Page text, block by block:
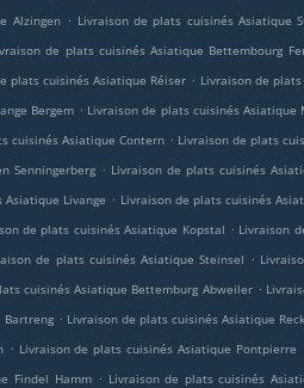
Alzingen . Livraison de plats cuisinés Asiatique
de plats cuisinés Asiatique Bettembourg
plats cuisinés Asiatique Réiser . Livraison de
Bergem . Livraison de plats cuisinés Asiatique
cuisinés Asiatique Contern . Livraison de plats
Senningerberg . Livraison de plats cuisinés
Livange . Livraison de plats cuisinés
de plats cuisinés Asiatique Kopstal . Livraison
de plats cuisinés Asiatique Steinsel .
cuisinés Asiatique Bettemburg Abweiler .
Bartreng . Livraison de plats cuisinés Asiatique
. Livraison de plats cuisinés Asiatique Pontpierre
Findel Hamm . Livraison de plats cuisinés